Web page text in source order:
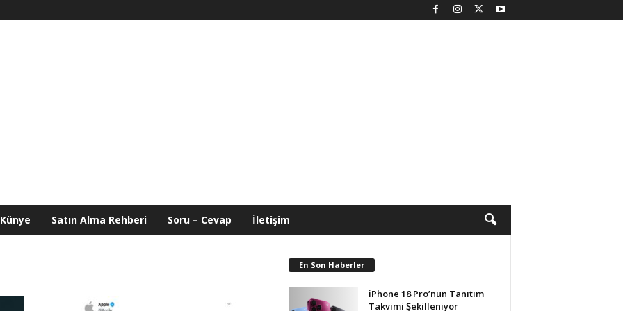
Künye Satın Alma Rehberi Soru – Cevap İletişim
En Son Haberler
iPhone 18 Pro’nun Tanıtım
Takvimi Şekilleniyor